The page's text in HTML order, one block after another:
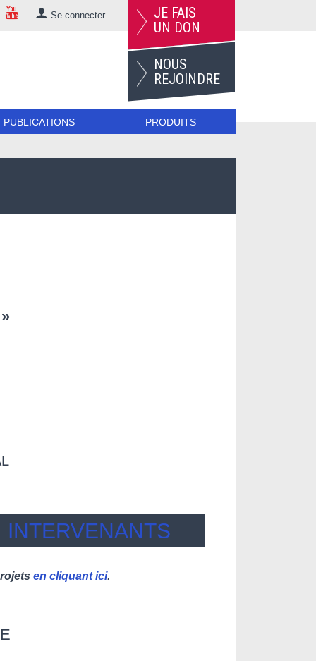
Se connecter
JE FAIS
UN DON
NOUS
REJOINDRE
PUBLICATIONS PRODUITS
INTERVENANTS
en cliquant ici.